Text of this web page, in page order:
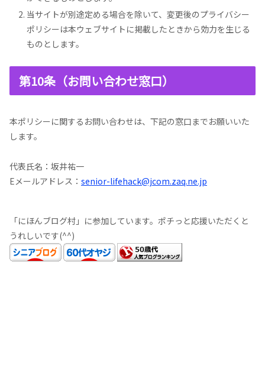
当サイトが別途定める場合を除いて、変更後のプライバシー
ポリシーは本ウェブサイトに掲載したときから効力を生じる
ものとします。
第10条（お問い合わせ窓口）
本ポリシーに関するお問い合わせは、下記の窓口までお願いいた
します。
代表氏名：坂井祐一
Eメールアドレス： senior-lifehack@jcom.zaq.ne.jp
「にほんブログ村」に参加しています。ポチっと応援いただくと
うれしいです(^^)